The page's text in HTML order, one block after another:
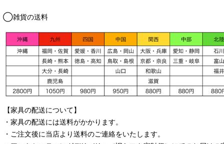
◯雑貨の送料
【家具の配送について】
・家具の配送には送料がかかります。
・ご注文後に当店より送料のご連絡をいたします。